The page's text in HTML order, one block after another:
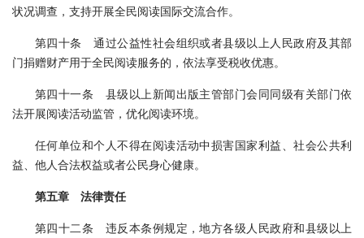
状况调查，支持开展全民阅读国际交流合作。
第四十条 通过公益性社会组织或者县级以上人民政府及其部
门捐赠财产用于全民阅读服务的，依法享受税收优惠。
第四十一条 县级以上新闻出版主管部门会同同级有关部门依
法开展阅读活动监管，优化阅读环境。
任何单位和个人不得在阅读活动中损害国家利益、社会公共利
益、他人合法权益或者公民身心健康。
第五章 法律责任
第四十二条 违反本条例规定，地方各级人民政府和县级以上